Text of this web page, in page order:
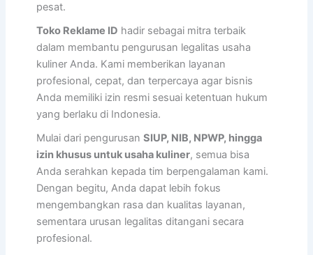
pesat.
Toko Reklame ID hadir sebagai mitra terbaik
dalam membantu pengurusan legalitas usaha
kuliner Anda. Kami memberikan layanan
profesional, cepat, dan terpercaya agar bisnis
Anda memiliki izin resmi sesuai ketentuan hukum
yang berlaku di Indonesia.
Mulai dari pengurusan SIUP, NIB, NPWP, hingga
izin khusus untuk usaha kuliner, semua bisa
Anda serahkan kepada tim berpengalaman kami.
Dengan begitu, Anda dapat lebih fokus
mengembangkan rasa dan kualitas layanan,
sementara urusan legalitas ditangani secara
profesional.